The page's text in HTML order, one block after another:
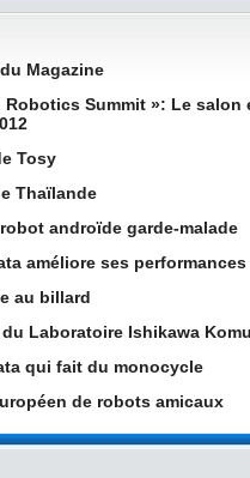
Magazine
Summit »: Le
Tosy
Thaïlande
androïde garde-malade
améliore ses performances
au billard
Laboratoire Ishikawa
qui fait du monocycle
de robots amicaux